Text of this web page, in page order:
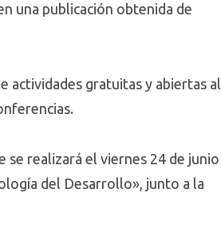
una publicación obtenida de
actividades gratuitas y abiertas al
se realizará el viernes 24 de junio
del Desarrollo», junto a la